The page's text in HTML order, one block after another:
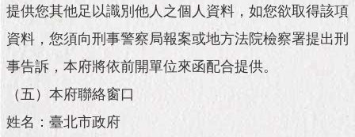
聯
絡
我
（陳
提供您其他足以識別他人之個人資料，如您欲取得該項
資料，您須向刑事警察局報案或地方法院檢察署提出刑
事告訴，本府將依前開單位來函配合提供。
（五）本府聯絡窗口
姓名：臺北市政府